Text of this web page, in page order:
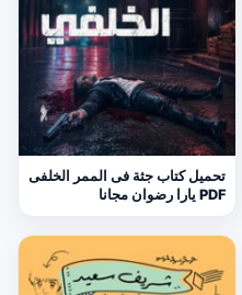
تحميل كتاب جثة فى الممر الخلفى
PDF يارا رضوان مجانا